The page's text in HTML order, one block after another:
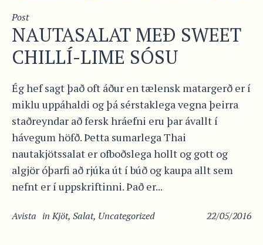
Post
NAUTASALAT MEÐ SWEET
CHILLÍ-LIME SÓSU
Ég hef sagt það oft áður en tælensk matargerð er í
miklu uppáhaldi og þá sérstaklega vegna þeirra
staðreyndar að fersk hráefni eru þar ávallt í
hávegum höfð. Þetta sumarlega Thai
nautakjötssalat er ofboðslega hollt og gott og
algjör óþarfi að rjúka út í búð og kaupa allt sem
nefnt er í uppskriftinni. Það er...
22/05/2016
Avista inKjöt, Salat, Uncategorized